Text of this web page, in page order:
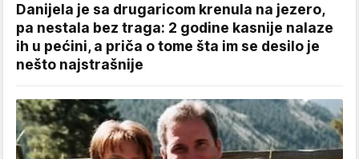
Danijela je sa drugaricom krenula na jezero,
pa nestala bez traga: 2 godine kasnije nalaze
ih u pećini, a priča o tome šta im se desilo je
nešto najstrašnije